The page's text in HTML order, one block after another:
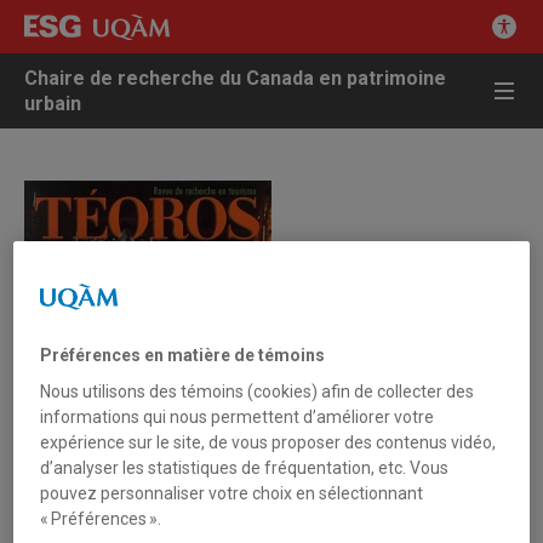
Chaire de recherche du Canada en patrimoine
urbain
Préférences en matière de témoins
Nous utilisons des témoins (cookies) afin de collecter des
informations qui nous permettent d’améliorer votre
expérience sur le site, de vous proposer des contenus vidéo,
d’analyser les statistiques de fréquentation, etc. Vous
pouvez personnaliser votre choix en sélectionnant
« Préférences ».